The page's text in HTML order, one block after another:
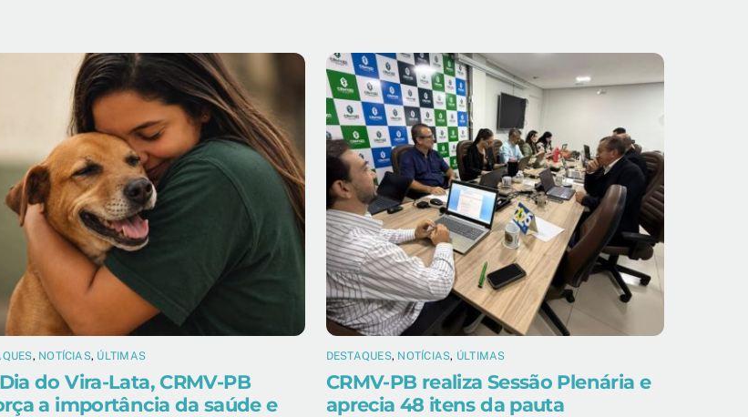
, NOTÍCIAS, ÚLTIMAS
do Vira-Lata, CRMV-PB
a importância da saúde e
DESTAQUES, NOTÍCIAS, ÚLTIMAS
CRMV-PB realiza Sessão Plenária e
aprecia 48 itens da pauta